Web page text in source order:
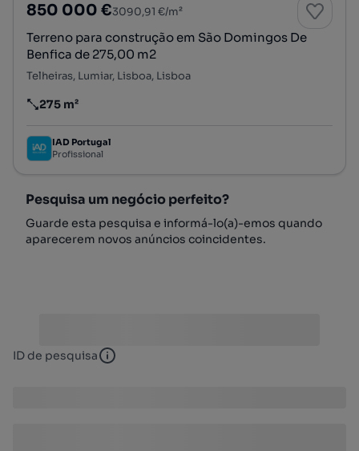
850 000 €3090,91 €/m²
Terreno para construção em São Domingos De
Benfica de 275,00 m2
Telheiras, Lumiar, Lisboa, Lisboa
Preço por metro quadrado
275 m²
IAD Portugal
Profissional
Pesquisa um negócio perfeito?
Guarde esta pesquisa e informá-lo(a)-emos quando
aparecerem novos anúncios coincidentes.
ID de pesquisa ID de pesquisa